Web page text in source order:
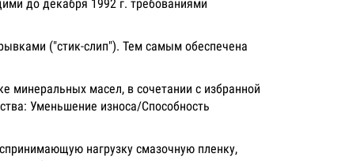
до декабря 1992 г. требованиями
("стик-слип"). Тем самым обеспечена
минеральных масел, в сочетании с избранной
Уменьшение износа/Способность
нагрузку смазочную пленку,